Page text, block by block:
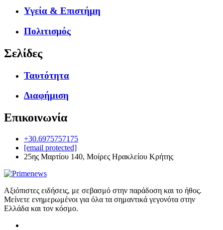
Υγεία & Επιστήμη
Πολιτισμός
Σελίδες
Ταυτότητα
Διαφήμιση
Επικοινωνία
+30.6975757175
[email protected]
25ης Μαρτίου 140, Μοίρες Ηρακλείου Κρήτης
Αξιόπιστες ειδήσεις, με σεβασμό στην παράδοση και το ήθος.
Μείνετε ενημερωμένοι για όλα τα σημαντικά γεγονότα στην
Ελλάδα και τον κόσμο.